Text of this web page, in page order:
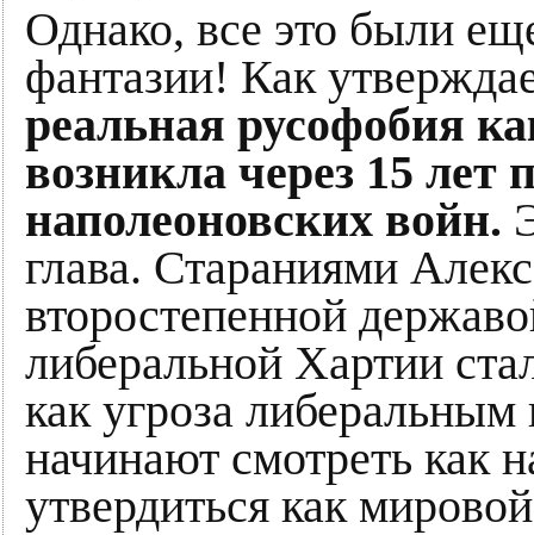
Однако, все это были
фантазии! Как
реальная русофобия
возникла через 15 лет
наполеоновских войн.
глава. Стараниями
второстепенной
либеральной Хартии
как угроза
начинают смотреть как
утвердиться как